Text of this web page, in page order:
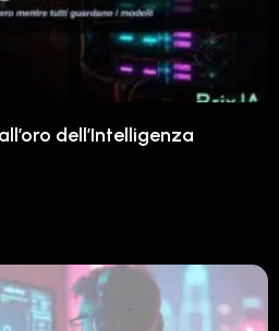
dell’Intelligenza